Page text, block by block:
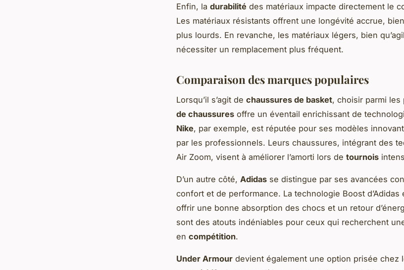
Enfin, la durabilité des matériaux impacte directement le
Les matériaux résistants offrent une longévité accrue,
plus lourds. En revanche, les matériaux légers, bien
nécessiter un remplacement plus fréquent.
Comparaison des marques populaires
Lorsqu’il s’agit de chaussures de basket, choisir parmi les
de chaussures offre un éventail enrichissant de
Nike, par exemple, est réputée pour ses modèles
par les professionnels. Leurs chaussures, intégrant des
Air Zoom, visent à améliorer l’amorti lors de tournois
D’un autre côté, Adidas se distingue par ses avancées
confort et de performance. La technologie Boost
offrir une bonne absorption des chocs et un retour
sont des atouts indéniables pour ceux qui recherchent
en compétition.
Under Armour devient également une option prisée chez